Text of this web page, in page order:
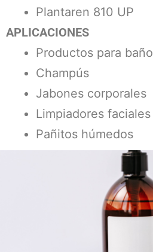
Plantaren 810 UP
APLICACIONES
Productos para baño
Champús
Jabones corporales
Limpiadores faciales
Pañitos húmedos